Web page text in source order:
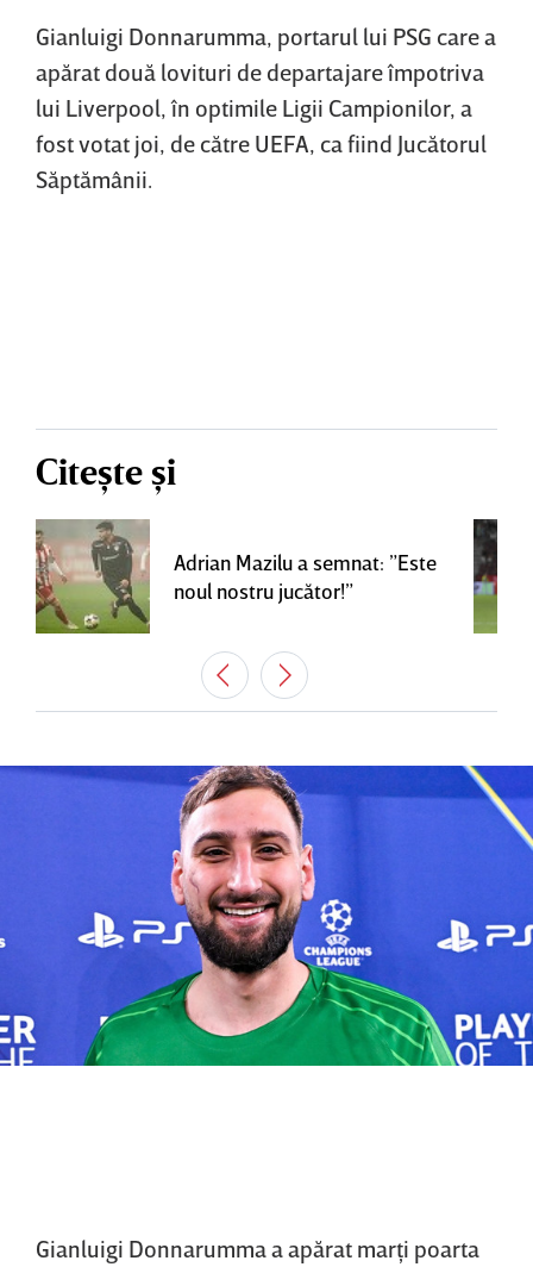
Gianluigi Donnarumma, portarul lui PSG care a
apărat două lovituri de departajare împotriva
lui Liverpool, în optimile Ligii Campionilor, a
fost votat joi, de către UEFA, ca fiind Jucătorul
Săptămânii.
Citește și
Adrian Mazilu a semnat: ”Este
noul nostru jucător!”
Gianluigi Donnarumma a apărat marţi poarta